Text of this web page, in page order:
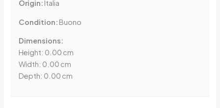
Origin: Italia
Condition: Buono
Dimensions:
Height: 0.00 cm
Width: 0.00 cm
Depth: 0.00 cm